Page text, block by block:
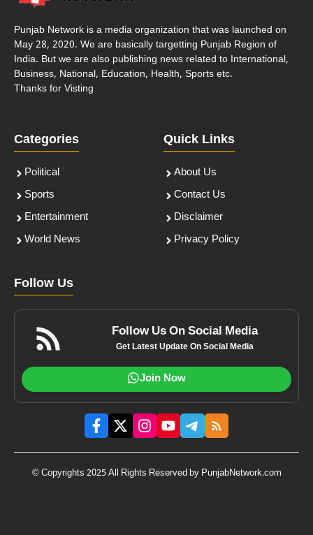
Punjab Network is a media organization that was launched on
May 28, 2020. We are basically targetting Punjab Region of
India. But we are also publishing news related to International,
Business, National, Education, Health, Sports etc.
Thanks for Visting
Categories
Political
Sports
Entertainment
World News
Quick Links
About Us
Contact Us
Disclaimer
Privacy Policy
Follow Us
Follow Us On Social Media
Get Latest Update On Social Media
Join Now
© Copyrights 2025 All Rights Reserved by PunjabNetwork.com